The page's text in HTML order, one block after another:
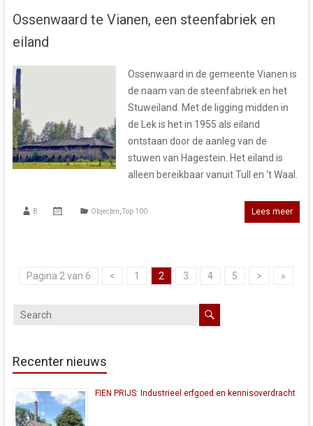
Ossenwaard te Vianen, een steenfabriek en
eiland
Ossenwaard in de gemeente Vianen is
de naam van de steenfabriek en het
Stuweiland. Met de ligging midden in
de Lek is het in 1955 als eiland
ontstaan door de aanleg van de
stuwen van Hagestein. Het eiland is
alleen bereikbaar vanuit Tull en ‘t Waal.
B Objecten Top 100 Lees meer
Pagina 2 van 6 < 1 2 3 4 5 > »
Recenter nieuws
FIEN PRIJS: Industrieel erfgoed en kennisoverdracht